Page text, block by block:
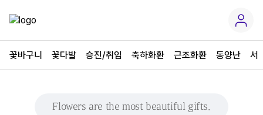
꽃바구니 꽃다발 승진/취임 축하화환 근조화환 동양난 서
Flowers are the most beautiful gifts.